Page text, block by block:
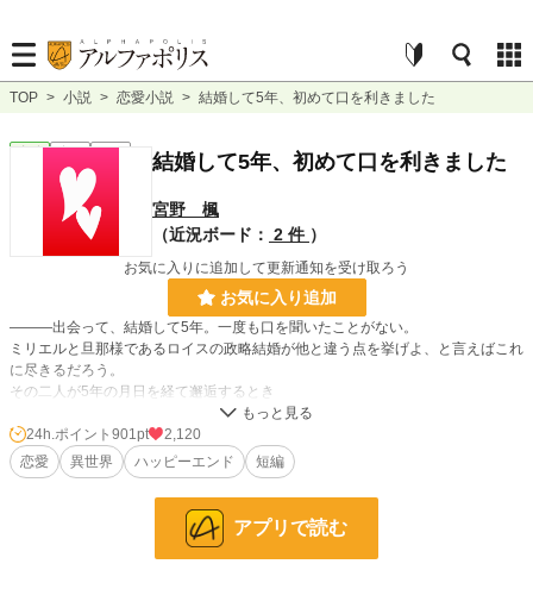
TOP > 小説 > 恋愛小説 > 結婚して5年、初めて口を利きました
完結 短編 結婚して5年、初めて口を利きました
宮野 楓
（近況ボード： 2 件 ）
お気に入りに追加して更新通知を受け取ろう
お気に入り追加
―――出会って、結婚して5年。一度も口を聞いたことがない。
ミリエルと旦那様であるロイスの政略結婚が他と違う点を挙げよ、と言えばこれ
に尽きるだろう。
その二人が5年の月日を経て邂逅するとき
小説 1,490 位 / 228,748 件
24h.ポイント 901pt
2,120
恋愛
異世界 ハッピーエンド 短編
アプリで読む